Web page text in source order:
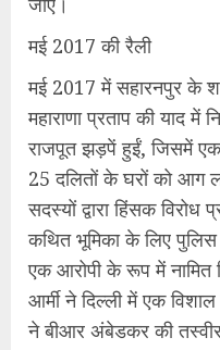
मई 2017 की रैली
मई 2017 में सहारनपुर के
महाराणा प्रताप की याद
राजपूत झड़पें हुईं, जिसमें एक
25 दलितों के घरों को आग
सदस्यों द्वारा हिंसक विरोध
कथित भूमिका के लिए पुलिस
एक आरोपी के रूप में नामित
आर्मी ने दिल्ली में एक
ने बीआर अंबेडकर की